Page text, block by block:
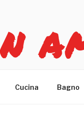
Cucina Bagno